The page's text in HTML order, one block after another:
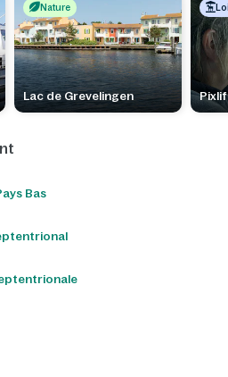
Nature
Lac de Grevelingen
Bas